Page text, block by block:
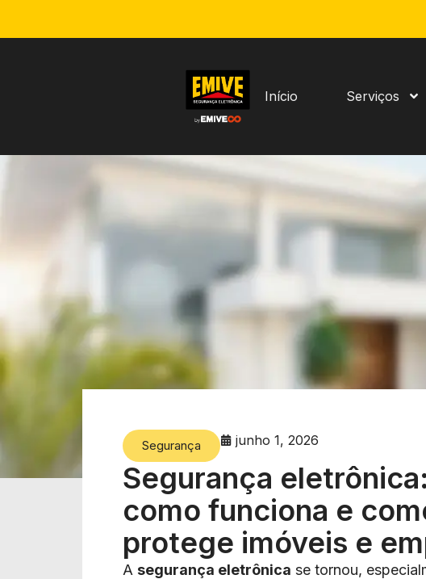
Início Serviços
Segurança junho 1, 2026
Segurança
como funciona e
protege imóveis e
A segurança eletrônica se tornou,